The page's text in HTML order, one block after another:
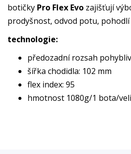
botičky Pro Flex Evo zajišťují
prodyšnost, odvod potu,
technologie:
předozadní rozsah
šířka chodidla: 102 mm
flex index: 95
hmotnost 1080g/1 bota/